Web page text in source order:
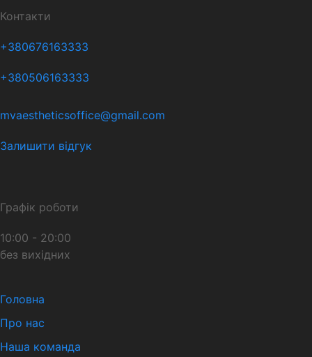
Контакти
+380676163333
+380506163333
mvaestheticsoffice@gmail.com
Залишити відгук
Графік роботи
10:00 - 20:00
без вихідних
Головна
Про нас
Наша команда